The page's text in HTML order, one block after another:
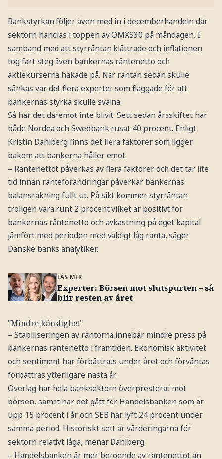
Bankstyrkan följer även med in i decemberhandeln där
sektorn handlas i toppen av OMXS30 på måndagen. I
samband med att styrräntan klättrade och inflationen
tog fart steg även bankernas räntenetto och
aktiekurserna hakade på. När räntan sedan skulle
sänkas var det flera experter som flaggade för att
bankernas styrka skulle svalna.
Så har det däremot inte blivit. Sett sedan årsskiftet har
både Nordea och Swedbank rusat 40 procent. Enligt
Kristin Dahlberg finns det flera faktorer som ligger
bakom att bankerna håller emot.
– Räntenettot påverkas av flera faktorer och det tar lite
tid innan ränteförändringar påverkar bankernas
balansräkning fullt ut. På sikt kommer styrräntan
troligen vara runt 2 procent vilket är positivt för
bankernas räntenetto och avkastning på eget kapital
jämfört med perioden med väldigt låg ränta, säger
Danske banks analytiker.
LÄS MER
Experter: Börsen mot slutspurten – så
blir resten av året
"Mindre känslighet"
– Stabiliseringen av räntorna innebär mindre press på
bankernas räntenetto i framtiden. Ekonomisk aktivitet
och sentiment har förbättrats under året och förväntas
förbättras ytterligare nästa år.
Överlag har hela banksektorn överpresterat mot
börsen, sämst har det gått för Handelsbanken som är
upp 15 procent i år och SEB har lyft 24 procent under
samma period. Historiskt sett är värderingarna för
sektorn relativt låga, menar Dahlberg.
– Handelsbanken är mer beroende av räntenettot än